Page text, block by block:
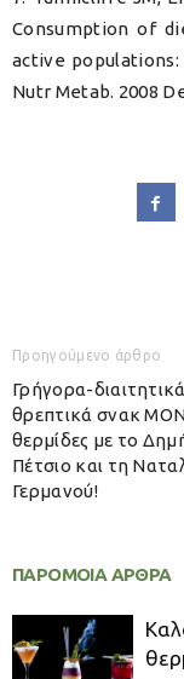
Consumption of
active
Nutr Metab. 2008
Προηγούμενο άρθρο
Γρήγορα-
θρεπτικά σνακ
θερμίδες με το
Πέτσιο και τη
Γερμανού!
ΠΑΡΟΜΟΙΑ ΑΡΘΡΑ